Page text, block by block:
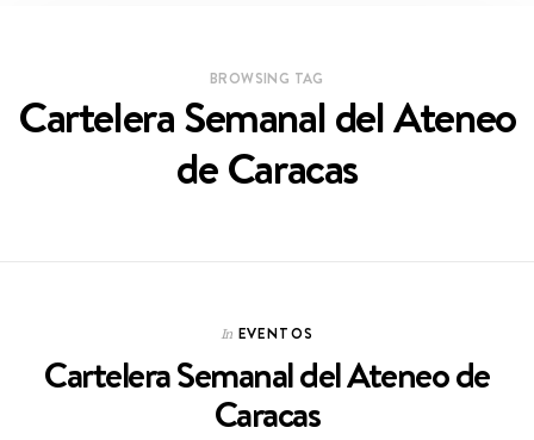
BROWSING TAG
Cartelera Semanal del Ateneo
de Caracas
In EVENTOS
Cartelera Semanal del Ateneo de
Caracas